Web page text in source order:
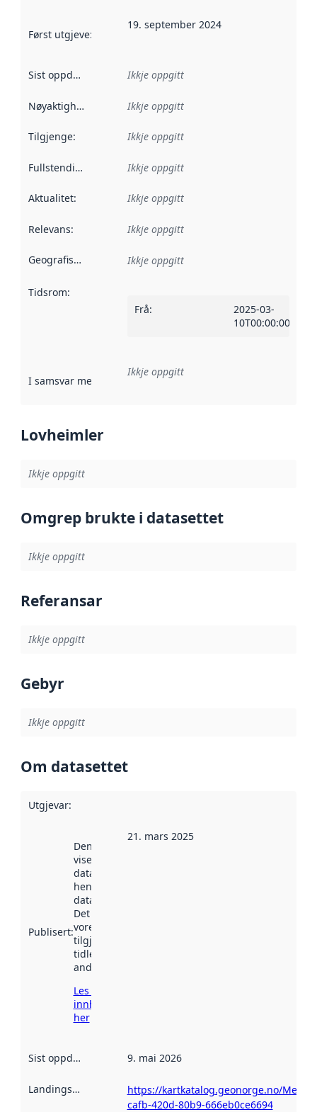
Først utgjeve: Denne datoen seier når dataa i dette
19. september 2024
Sist oppdatert Ikkje oppgitt
Nøyaktigheit Ikkje oppgitt
Tilgjenge: Ikkje oppgitt
Fullstendigheit Ikkje oppgitt
Aktualitet: Ikkje oppgitt
Relevans: Ikkje oppgitt
Geografisk område Ikkje oppgitt
Tidsrom:
Frå:
2025-03-
10T00:00:00Z
I samsvar med Referanse til ei implementeringsregel eller
Ikkje oppgitt
Lovheimler
Ikkje oppgitt
Omgrep brukte i datasettet
Ikkje oppgitt
Referansar
Ikkje oppgitt
Gebyr
Ikkje oppgitt
Om datasettet
Utgjevar:
Publisert:
Denne datoen
viser når
datasettet vart
henta inn av
data.norge.no.
Det kan ha
vore
tilgjengeleg
tidlegare
andre stader.
Les meir om
innhenting
her
21. mars 2025
Sist oppdatert 9. mai 2026
Landingsside
https://kartkatalog.geonorge.no/
cafb-420d-80b9-666eb0ce6694